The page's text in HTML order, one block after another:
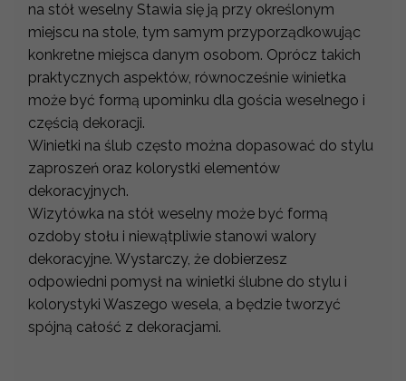
na stół weselny Stawia się ją przy określonym
miejscu na stole, tym samym przyporządkowując
konkretne miejsca danym osobom. Oprócz takich
praktycznych aspektów, równocześnie winietka
może być formą upominku dla gościa weselnego i
częścią dekoracji.
Winietki na ślub często można dopasować do stylu
zaproszeń oraz kolorystki elementów
dekoracyjnych.
Wizytówka na stół weselny może być formą
ozdoby stołu i niewątpliwie stanowi walory
dekoracyjne. Wystarczy, że dobierzesz
odpowiedni pomysł na winietki ślubne do stylu i
kolorystyki Waszego wesela, a będzie tworzyć
spójną całość z dekoracjami.